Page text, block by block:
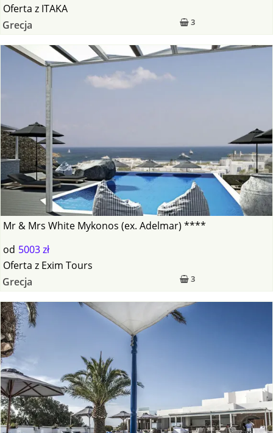
3
Oferta z ITAKA
Grecja
Mr & Mrs White Mykonos (ex. Adelmar) ****
od 5003 zł
3
Oferta z Exim Tours
Grecja